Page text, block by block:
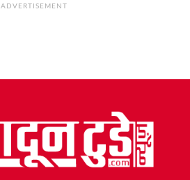
ADVERTISEMENT